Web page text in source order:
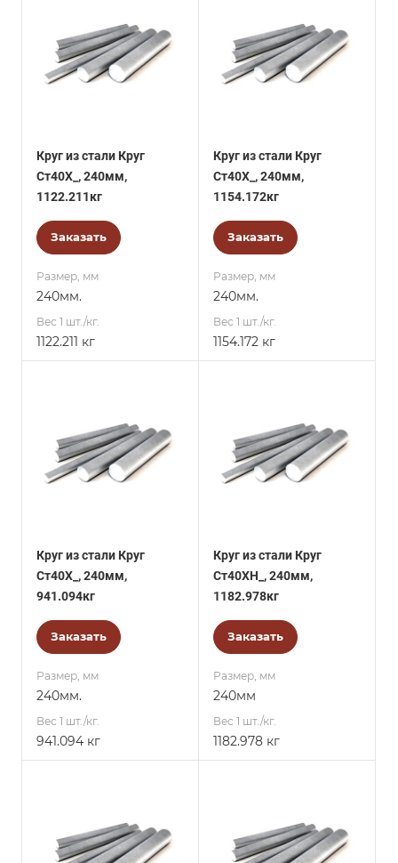
Круг из стали Круг
Ст40Х_, 240мм,
1122.211кг
Заказать
Размер, мм
240мм.
Вес 1 шт./кг.
1122.211 кг
Круг из стали Круг
Ст40Х_, 240мм,
1154.172кг
Заказать
Размер, мм
240мм.
Вес 1 шт./кг.
1154.172 кг
Круг из стали Круг
Ст40Х_, 240мм,
941.094кг
Заказать
Размер, мм
240мм.
Вес 1 шт./кг.
941.094 кг
Круг из стали Круг
Ст40ХН_, 240мм,
1182.978кг
Заказать
Размер, мм
240мм
Вес 1 шт./кг.
1182.978 кг